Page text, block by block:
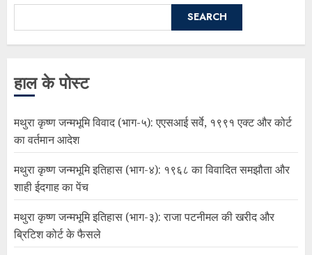
SEARCH
हाल के पोस्ट
मथुरा कृष्ण जन्मभूमि विवाद (भाग-५): एएसआई सर्वे, १९९१ एक्ट और कोर्ट
का वर्तमान आदेश
मथुरा कृष्ण जन्मभूमि इतिहास (भाग-४): १९६८ का विवादित समझौता और
शाही ईदगाह का पेंच
मथुरा कृष्ण जन्मभूमि इतिहास (भाग-३): राजा पटनीमल की खरीद और
ब्रिटिश कोर्ट के फैसले